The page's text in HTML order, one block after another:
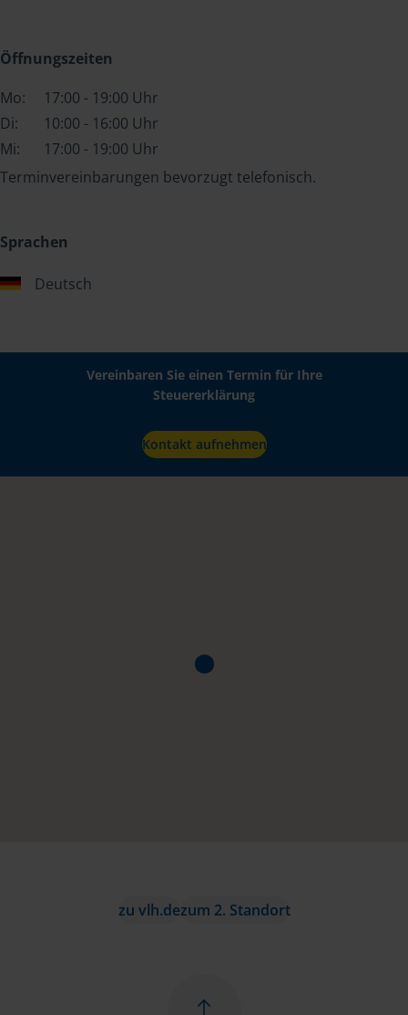
Öffnungszeiten
Mo:
17:00 - 19:00 Uhr
Di:
10:00 - 16:00 Uhr
Mi:
17:00 - 19:00 Uhr
Terminvereinbarungen bevorzugt telefonisch.
Sprachen
Deutsch
Vereinbaren Sie einen Termin für Ihre
Steuererklärung
Kontakt aufnehmen
zu vlh.dezum 2. Standort